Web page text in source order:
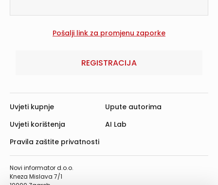
REGISTRACIJA
Novi informator d.o.o.
Kneza Mislava 7/1
Uvjeti kupnje
Uvjeti korištenja
Pravila zaštite privatnosti
Upute autorima
AI Lab